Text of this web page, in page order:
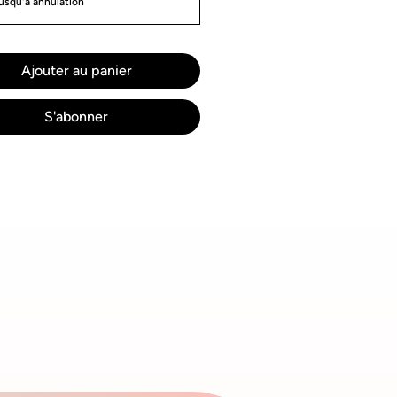
Ajouter au panier
S'abonner